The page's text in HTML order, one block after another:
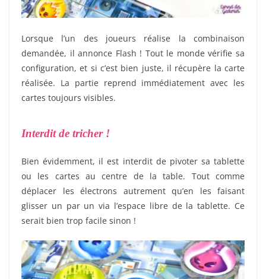
Lorsque l’un des joueurs réalise la combinaison
demandée, il annonce Flash ! Tout le monde vérifie sa
configuration, et si c’est bien juste, il récupère la carte
réalisée. La partie reprend immédiatement avec les
cartes toujours visibles.
Interdit de tricher !
Bien évidemment, il est interdit de pivoter sa tablette
ou les cartes au centre de la table. Tout comme
déplacer les électrons autrement qu’en les faisant
glisser un par un via l’espace libre de la tablette. Ce
serait bien trop facile sinon !